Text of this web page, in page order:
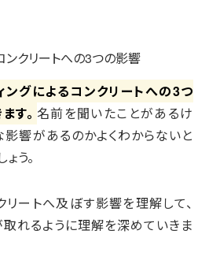
ングによるコンクリートへの3つ
す。 名前を聞いたことがあるけ
影響があるのかよくわからないと
う。
リートへ及ぼす影響を理解して、
れるように理解を深めていきま